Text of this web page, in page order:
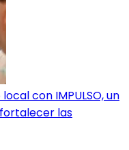
con IMPULSO, un
las